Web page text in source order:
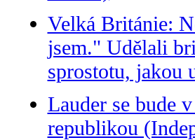
Velká Británie:
jsem." Udělali
sprostotu, jakou
Lauder se bude
republikou